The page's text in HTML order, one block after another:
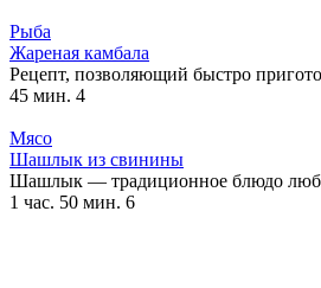
Рыба
Жареная камбала
Рецепт, позволяющий быстро
45 мин. 4
Мясо
Шашлык из свинины
Шашлык — традиционное блюдо
1 час. 50 мин. 6